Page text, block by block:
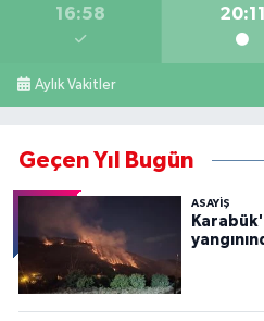
16:58 20:11
Aylık Vakitler
Geçen Yıl Bugün
ASAYİŞ